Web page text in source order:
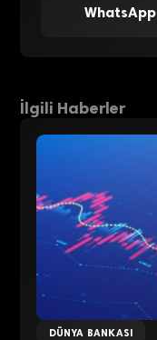
WhatsApp
İlgili Haberler
DÜNYA BANKASI